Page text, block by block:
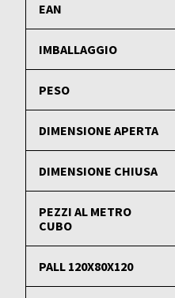
EAN
IMBALLAGGIO
PESO
DIMENSIONE APERTA
DIMENSIONE CHIUSA
PEZZI AL METRO
CUBO
PALL 120X80X120